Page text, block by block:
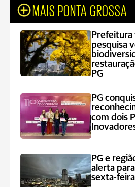
MAIS PONTA GROSSA
Prefeitura
pesquisa
PG
PG
com dois
PG e
alerta
sexta-feira